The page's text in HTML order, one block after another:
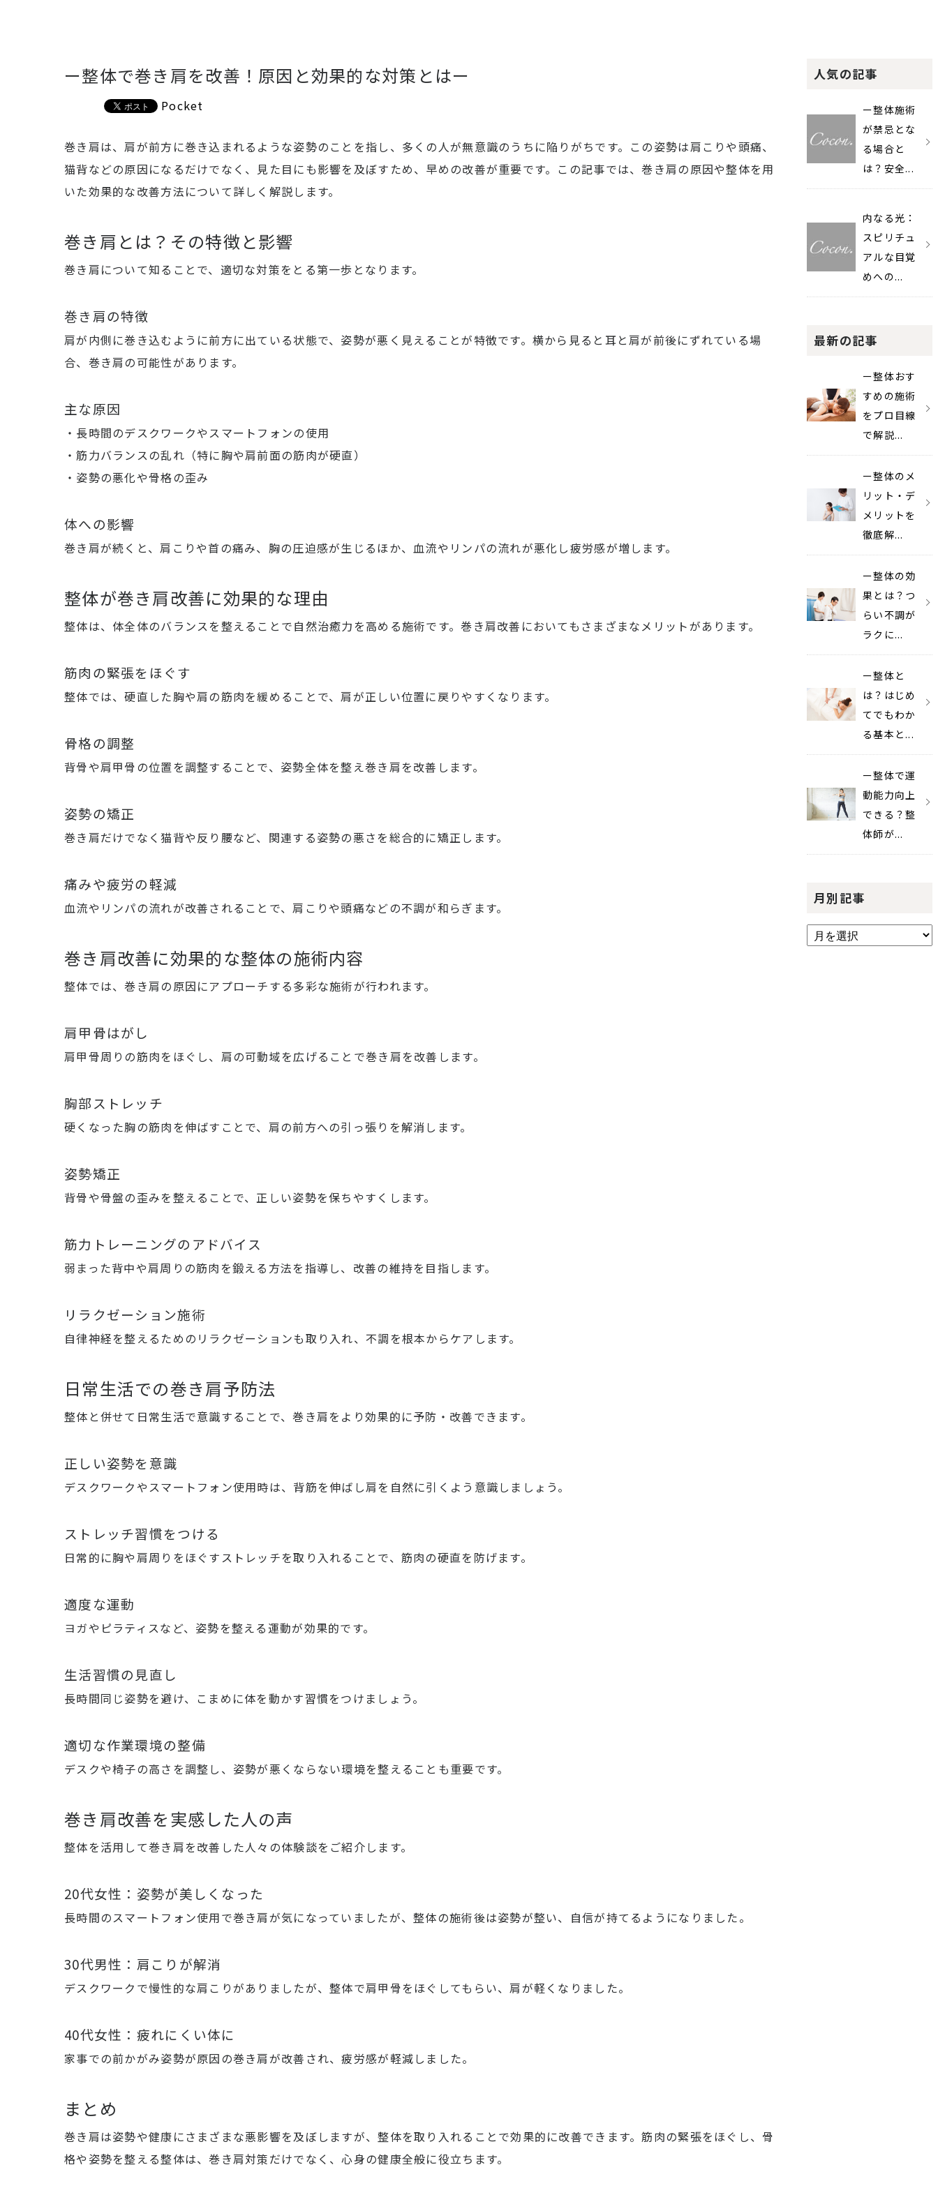
ー整体で巻き肩を改善！原因と効果的な対策とはー
Pocket
巻き肩は、肩が前方に巻き込まれるような姿勢のことを指し、多くの人が無意識のうちに陥りがちです。この姿勢は肩こりや頭痛、
猫背などの原因になるだけでなく、見た目にも影響を及ぼすため、早めの改善が重要です。この記事では、巻き肩の原因や整体を用
いた効果的な改善方法について詳しく解説します。
巻き肩とは？その特徴と影響
巻き肩について知ることで、適切な対策をとる第一歩となります。
巻き肩の特徴
肩が内側に巻き込むように前方に出ている状態で、姿勢が悪く見えることが特徴です。横から見ると耳と肩が前後にずれている場
合、巻き肩の可能性があります。
主な原因
・長時間のデスクワークやスマートフォンの使用
・筋力バランスの乱れ（特に胸や肩前面の筋肉が硬直）
・姿勢の悪化や骨格の歪み
体への影響
巻き肩が続くと、肩こりや首の痛み、胸の圧迫感が生じるほか、血流やリンパの流れが悪化し疲労感が増します。
整体が巻き肩改善に効果的な理由
整体は、体全体のバランスを整えることで自然治癒力を高める施術です。巻き肩改善においてもさまざまなメリットがあります。
筋肉の緊張をほぐす
整体では、硬直した胸や肩の筋肉を緩めることで、肩が正しい位置に戻りやすくなります。
骨格の調整
背骨や肩甲骨の位置を調整することで、姿勢全体を整え巻き肩を改善します。
姿勢の矯正
巻き肩だけでなく猫背や反り腰など、関連する姿勢の悪さを総合的に矯正します。
痛みや疲労の軽減
血流やリンパの流れが改善されることで、肩こりや頭痛などの不調が和らぎます。
巻き肩改善に効果的な整体の施術内容
整体では、巻き肩の原因にアプローチする多彩な施術が行われます。
肩甲骨はがし
肩甲骨周りの筋肉をほぐし、肩の可動域を広げることで巻き肩を改善します。
胸部ストレッチ
硬くなった胸の筋肉を伸ばすことで、肩の前方への引っ張りを解消します。
姿勢矯正
背骨や骨盤の歪みを整えることで、正しい姿勢を保ちやすくします。
筋力トレーニングのアドバイス
弱まった背中や肩周りの筋肉を鍛える方法を指導し、改善の維持を目指します。
リラクゼーション施術
自律神経を整えるためのリラクゼーションも取り入れ、不調を根本からケアします。
日常生活での巻き肩予防法
整体と併せて日常生活で意識することで、巻き肩をより効果的に予防・改善できます。
正しい姿勢を意識
デスクワークやスマートフォン使用時は、背筋を伸ばし肩を自然に引くよう意識しましょう。
ストレッチ習慣をつける
日常的に胸や肩周りをほぐすストレッチを取り入れることで、筋肉の硬直を防げます。
適度な運動
ヨガやピラティスなど、姿勢を整える運動が効果的です。
生活習慣の見直し
長時間同じ姿勢を避け、こまめに体を動かす習慣をつけましょう。
適切な作業環境の整備
デスクや椅子の高さを調整し、姿勢が悪くならない環境を整えることも重要です。
巻き肩改善を実感した人の声
整体を活用して巻き肩を改善した人々の体験談をご紹介します。
20代女性：姿勢が美しくなった
長時間のスマートフォン使用で巻き肩が気になっていましたが、整体の施術後は姿勢が整い、自信が持てるようになりました。
30代男性：肩こりが解消
デスクワークで慢性的な肩こりがありましたが、整体で肩甲骨をほぐしてもらい、肩が軽くなりました。
40代女性：疲れにくい体に
家事での前かがみ姿勢が原因の巻き肩が改善され、疲労感が軽減しました。
まとめ
巻き肩は姿勢や健康にさまざまな悪影響を及ぼしますが、整体を取り入れることで効果的に改善できます。筋肉の緊張をほぐし、骨
格や姿勢を整える整体は、巻き肩対策だけでなく、心身の健康全般に役立ちます。
人気の記事
ー整体施術
が禁忌とな
る場合と
は？安全...
内なる光：
スピリチュ
アルな目覚
めへの...
最新の記事
ー整体おす
すめの施術
をプロ目線
で解説...
ー整体のメ
リット・デ
メリットを
徹底解...
ー整体の効
果とは？つ
らい不調が
ラクに...
ー整体と
は？はじめ
てでもわか
る基本と...
ー整体で運
動能力向上
できる？整
体師が...
月別記事